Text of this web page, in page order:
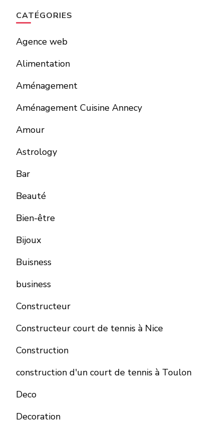
CATÉGORIES
Agence web
Alimentation
Aménagement
Aménagement Cuisine Annecy
Amour
Astrology
Bar
Beauté
Bien-être
Bijoux
Buisness
business
Constructeur
Constructeur court de tennis à Nice
Construction
construction d'un court de tennis à Toulon
Deco
Decoration